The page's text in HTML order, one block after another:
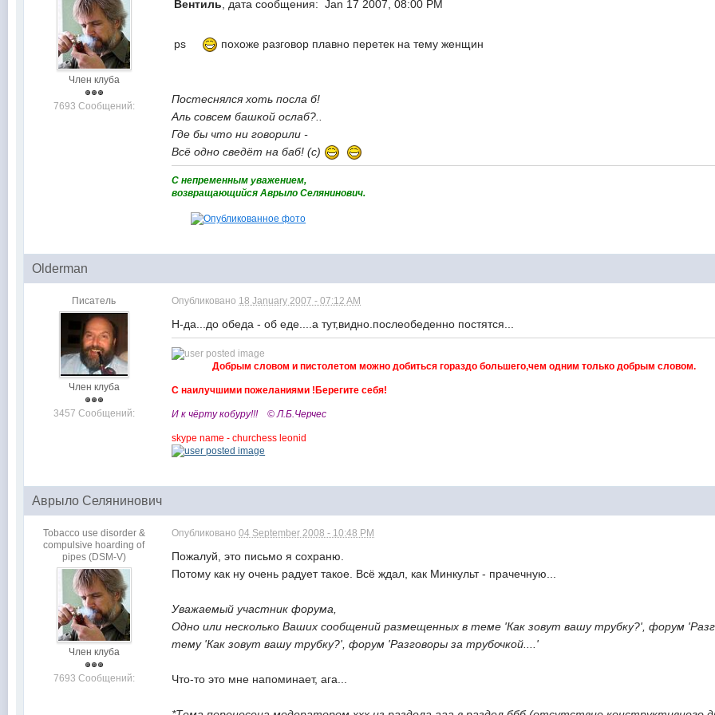
Член клуба
7693 Сообщений:
Вентиль , дата сообщения: Jan 17 2007, 08:00 PM
ps похоже разговор плавно перетек на тему женщин
Постеснялся хоть посла б!
Аль совсем башкой ослаб?..
Где бы что ни говорили -
Всё одно сведёт на баб! (с)
C непременным уважением,
возвращающийся Аврыло Селянинович.
Olderman
Писатель
Член клуба
3457 Сообщений:
Опубликовано 18 January 2007 - 07:12 AM
Н-да...до обеда - об еде....а тут,видно.послеобеденно постятся...
Добрым словом и пистолетом можно добиться гораздо большего,чем одним только
С наилучшими пожеланиями !Берегите себя!
И к чёрту кобуру!!! © Л.Б.Черчес
skype name - churchess leonid
Аврыло Селянинович
Tobacco use disorder &
compulsive hoarding of
pipes (DSM-V)
Член клуба
7693 Сообщений:
Опубликовано04 September 2008 - 10:48 PM
Пожалуй, это письмо я сохраню.
Потому как ну очень радует такое. Всё ждал, как Минкульт - прачечную...
Уважаемый участник форума,
Одно или несколько Ваших сообщений размещенных в теме 'Как зовут вашу трубку?', форум
тему 'Как зовут вашу трубку?', форум 'Разговоры за трубочкой....'
Что-то это мне напоминает, ага...